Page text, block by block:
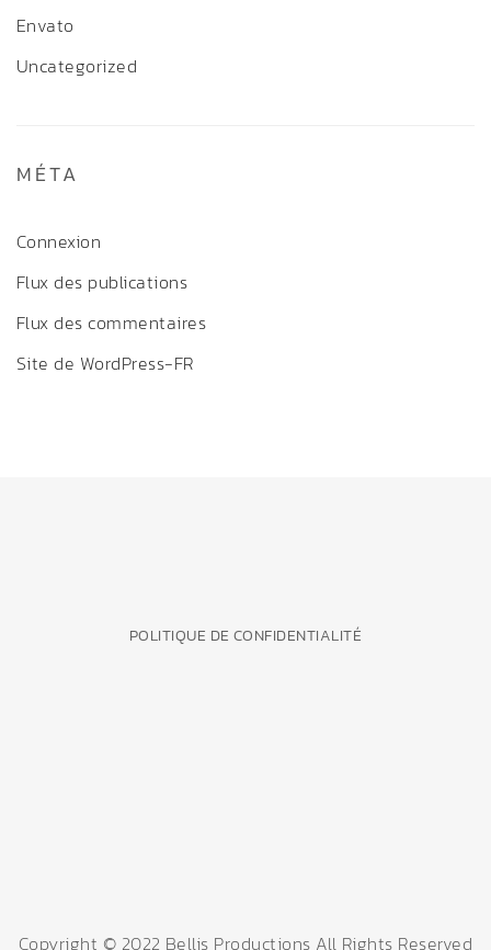
Envato
Uncategorized
MÉTA
Connexion
Flux des publications
Flux des commentaires
Site de WordPress-FR
POLITIQUE DE CONFIDENTIALITÉ
Copyright © 2022 Bellis Productions All Rights Reserved